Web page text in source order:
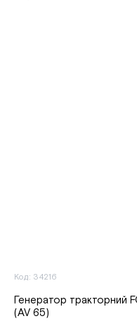
Код: 34216
Генератор тракторний
(AV 65)